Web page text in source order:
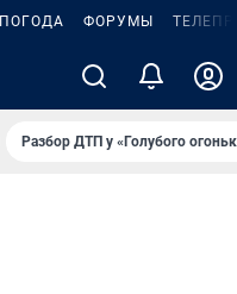
ПОГОДА ФОРУМЫ
Разбор ДТП у «Голубого